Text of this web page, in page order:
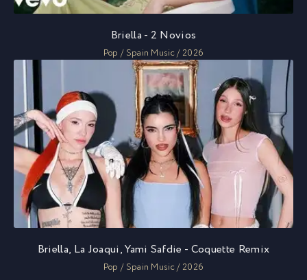
Briella - 2 Novios
Pop / Spain Music / 2026
Briella, La Joaqui, Yami Safdie - Coquette Remix
Pop / Spain Music / 2026